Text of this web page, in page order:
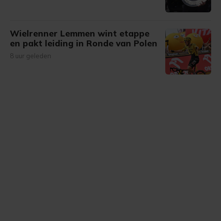
Wielrenner Lemmen wint etappe
en pakt leiding in Ronde van Polen
8 uur geleden